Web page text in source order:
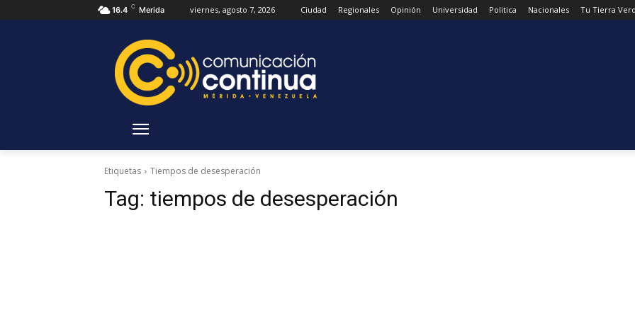
16.4 C Merida viernes, agosto 7, 2026 Ciudad Regionales Opinión Universidad Politica Nacionales Tu Tierra
Etiquetas Tiempos de desesperación
Tag: tiempos de desesperación